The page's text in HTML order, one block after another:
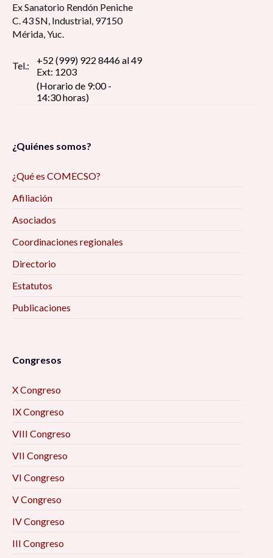
Ex Sanatorio Rendón Peniche
C. 43 SN, Industrial, 97150
Mérida, Yuc.
Tel.:
+52 (999) 922 8446 al 49
Ext: 1203
(Horario de 9:00 -
14:30 horas)
¿Quiénes somos?
¿Qué es COMECSO?
Afiliación
Asociados
Coordinaciones regionales
Directorio
Estatutos
Publicaciones
Congresos
X Congreso
IX Congreso
VIII Congreso
VII Congreso
VI Congreso
V Congreso
IV Congreso
III Congreso